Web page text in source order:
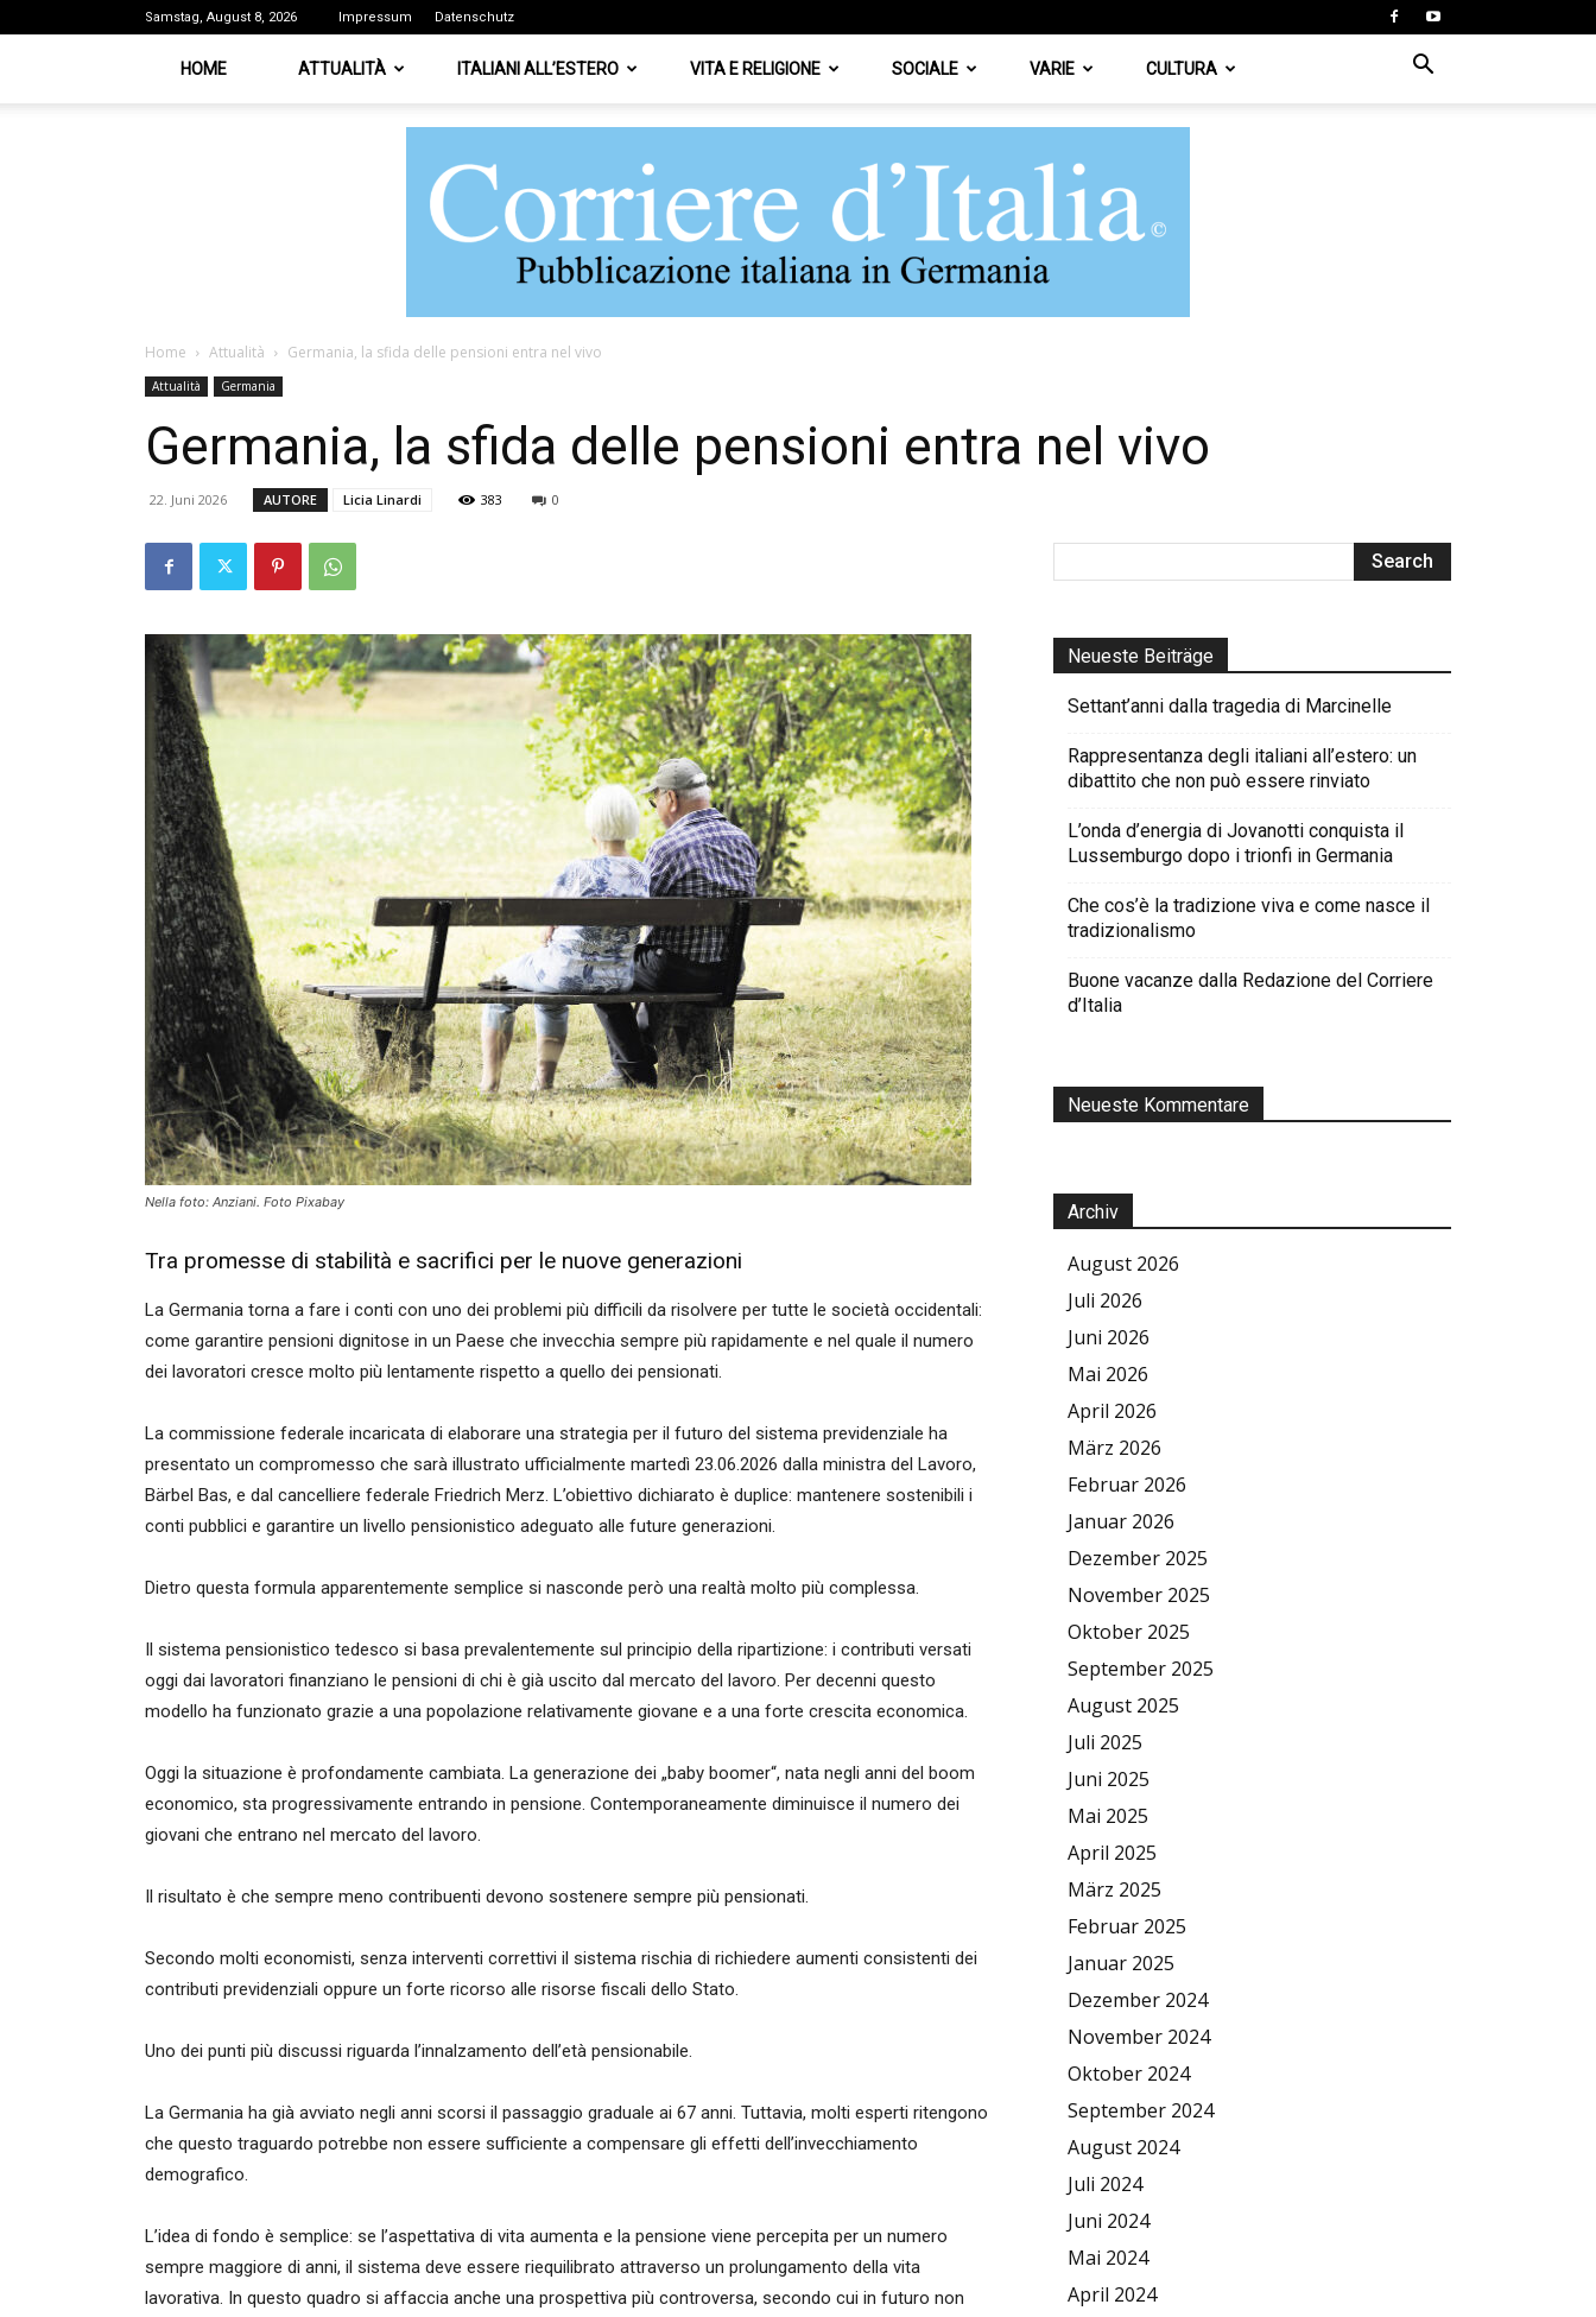
Samstag, August 8, 2026 Impressum Datenschutz
HOME ATTUALITÀ ITALIANI ALL’ESTERO VITA E RELIGIONE SOCIALE VARIE CULTURA
Home Attualità Germania, la sfida delle pensioni entra nel vivo
Attualità Germania
Germania, la sfida delle pensioni entra nel vivo
22. Juni 2026 AUTORE Licia Linardi 383 0
Nella foto: Anziani. Foto Pixabay
Tra promesse di stabilità e sacrifici per le nuove generazioni
La Germania torna a fare i conti con uno dei problemi più difficili da risolvere per tutte le società occidentali:
come garantire pensioni dignitose in un Paese che invecchia sempre più rapidamente e nel quale il numero
dei lavoratori cresce molto più lentamente rispetto a quello dei pensionati.
La commissione federale incaricata di elaborare una strategia per il futuro del sistema previdenziale ha
presentato un compromesso che sarà illustrato ufficialmente martedì 23.06.2026 dalla ministra del Lavoro,
Bärbel Bas, e dal cancelliere federale Friedrich Merz. L’obiettivo dichiarato è duplice: mantenere sostenibili i
conti pubblici e garantire un livello pensionistico adeguato alle future generazioni.
Dietro questa formula apparentemente semplice si nasconde però una realtà molto più complessa.
Il sistema pensionistico tedesco si basa prevalentemente sul principio della ripartizione: i contributi versati
oggi dai lavoratori finanziano le pensioni di chi è già uscito dal mercato del lavoro. Per decenni questo
modello ha funzionato grazie a una popolazione relativamente giovane e a una forte crescita economica.
Oggi la situazione è profondamente cambiata. La generazione dei „baby boomer“, nata negli anni del boom
economico, sta progressivamente entrando in pensione. Contemporaneamente diminuisce il numero dei
giovani che entrano nel mercato del lavoro.
Il risultato è che sempre meno contribuenti devono sostenere sempre più pensionati.
Secondo molti economisti, senza interventi correttivi il sistema rischia di richiedere aumenti consistenti dei
contributi previdenziali oppure un forte ricorso alle risorse fiscali dello Stato.
Uno dei punti più discussi riguarda l’innalzamento dell’età pensionabile.
La Germania ha già avviato negli anni scorsi il passaggio graduale ai 67 anni. Tuttavia, molti esperti ritengono
che questo traguardo potrebbe non essere sufficiente a compensare gli effetti dell’invecchiamento
demografico.
L’idea di fondo è semplice: se l’aspettativa di vita aumenta e la pensione viene percepita per un numero
sempre maggiore di anni, il sistema deve essere riequilibrato attraverso un prolungamento della vita
lavorativa. In questo quadro si affaccia anche una prospettiva più controversa, secondo cui in futuro non
Neueste Beiträge
Settant’anni dalla tragedia di Marcinelle
Rappresentanza degli italiani all’estero: un
dibattito che non può essere rinviato
L’onda d’energia di Jovanotti conquista il
Lussemburgo dopo i trionfi in Germania
Che cos’è la tradizione viva e come nasce il
tradizionalismo
Buone vacanze dalla Redazione del Corriere
d’Italia
Neueste Kommentare
Archiv
August 2026
Juli 2026
Juni 2026
Mai 2026
April 2026
März 2026
Februar 2026
Januar 2026
Dezember 2025
November 2025
Oktober 2025
September 2025
August 2025
Juli 2025
Juni 2025
Mai 2025
April 2025
März 2025
Februar 2025
Januar 2025
Dezember 2024
November 2024
Oktober 2024
September 2024
August 2024
Juli 2024
Juni 2024
Mai 2024
April 2024